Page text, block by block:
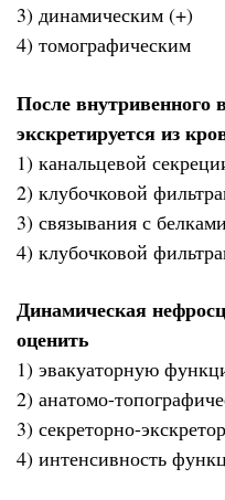
3) динамическим (+)
4) томографическим
После внутривенного
экскретируется из
1) канальцевой
2) клубочковой
3) связывания с белками
4) клубочковой
Динамическая
оценить
1) эвакуаторную
2) анатомо-
3) секреторно-
4) интенсивность